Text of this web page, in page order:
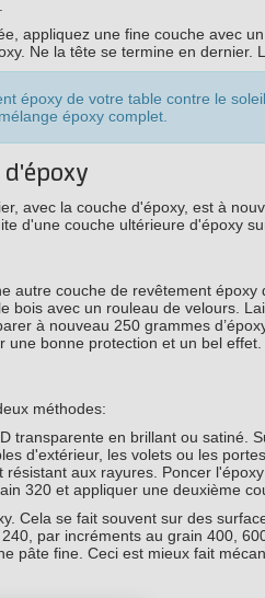
appliquez une fine couche avec
Ne la tête se termine en dernier.
époxy de votre table contre le
époxy complet.
d'époxy
avec la couche d'époxy, est à
d'une couche ultérieure d'époxy
autre couche de revêtement
bois avec un rouleau de velours.
à nouveau 250 grammes
bonne protection et un bel effet.
méthodes:
transparente en brillant ou satiné.
d'extérieur, les volets ou les
aux rayures. Poncer
320 et appliquer une deuxième
Cela se fait souvent sur des
par incréments au grain 400,
pâte fine. Ceci est mieux fait